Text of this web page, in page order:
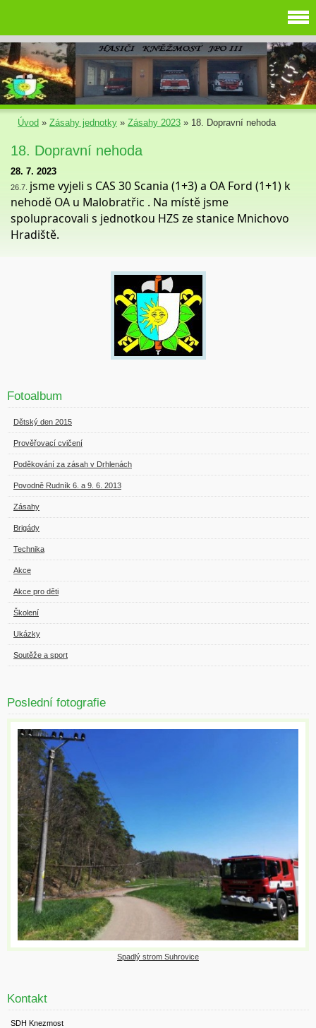
Úvod » Zásahy jednotky » Zásahy 2023 » 18. Dopravní nehoda
18. Dopravní nehoda
28. 7. 2023
26.7. jsme vyjeli s CAS 30 Scania (1+3) a OA Ford (1+1) k
nehodě OA u Malobratřic . Na místě jsme
spolupracovali s jednotkou HZS ze stanice Mnichovo
Hradiště.
Fotoalbum
Dětský den 2015
Prověřovací cvičení
Poděkování za zásah v Drhlenách
Povodně Rudník 6. a 9. 6. 2013
Zásahy
Brigády
Technika
Akce
Akce pro děti
Školení
Ukázky
Soutěže a sport
Poslední fotografie
Spadlý strom Suhrovice
Kontakt
SDH Knezmost